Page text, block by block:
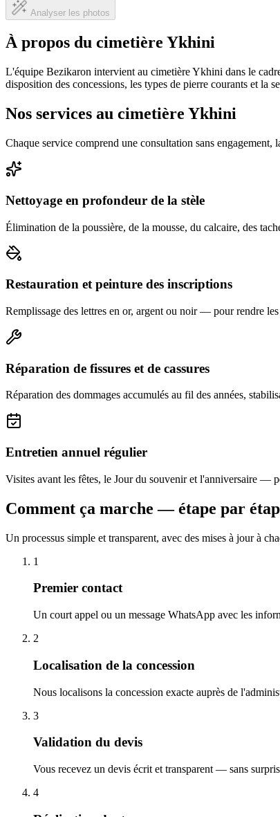
Analyser les photos
À propos du cimetière Ykhini
L'équipe Bezikaron intervient au cimetière Ykhini dans le
disposition des concessions, les types de pierre courants et
Nos services au cimetière Ykhini
Chaque service comprend une consultation sans
Nettoyage en profondeur de la stèle
Élimination de la poussière, de la mousse, du calcaire, des
Restauration et peinture des inscriptions
Remplissage des lettres en or, argent ou noir — pour rendre
Réparation de fissures et de cassures
Réparation des dommages accumulés au fil des années,
Entretien annuel régulier
Visites avant les fêtes, le Jour du souvenir et l'anniversaire —
Comment ça marche — étape par
Un processus simple et transparent, avec des mises à jour à
1
Premier contact
Un court appel ou un message WhatsApp avec les
2
Localisation de la concession
Nous localisons la concession exacte auprès de
3
Validation du devis
Vous recevez un devis écrit et transparent — sans
4